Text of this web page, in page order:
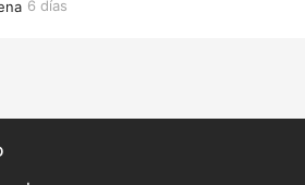
6 días